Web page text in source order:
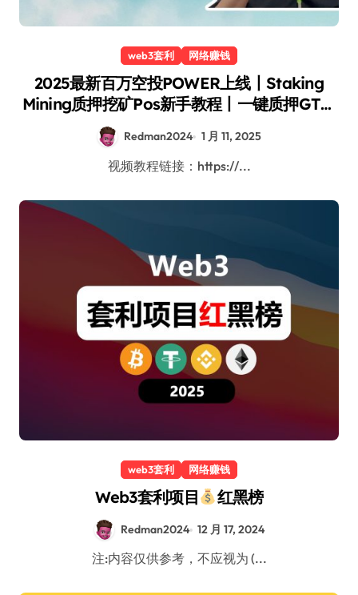
web3套利 网络赚钱
2025最新百万空投POWER上线丨Staking
Mining质押挖矿Pos新手教程丨一键质押GT币
享60%年化收益丨MOVE、HOLD、AGR等项
目挖矿进行中丨Gate.io交易所丨新币认购&新
币挖矿｜红孩儿redman
Redman2024 1 月 11, 2025
视频教程链接：https://...
web3套利 网络赚钱
Web3套利项目 红黑榜
Redman2024 12 月 17, 2024
注:内容仅供参考，不应视为 (...